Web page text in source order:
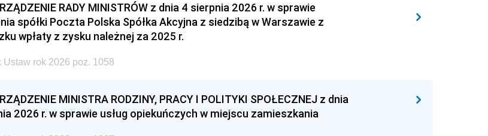
RADY MINISTRÓW z dnia 4 sierpnia 2026 r. w sprawie
spółki Poczta Polska Spółka Akcyjna z siedzibą w Warszawie z
wpłaty z zysku należnej za 2025 r.
Ustaw rok 2026 poz. 1058
MINISTRA RODZINY, PRACY I POLITYKI SPOŁECZNEJ z dnia
2026 r. w sprawie usług opiekuńczych w miejscu zamieszkania